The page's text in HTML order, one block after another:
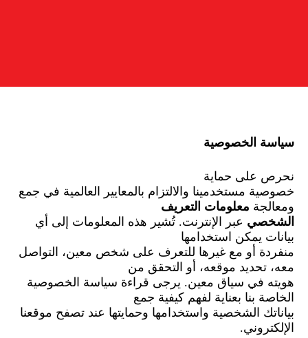
سياسة الخصوصية
نحرص على حماية
خصوصية مستخدمينا والالتزام بالمعايير العالمية في جمع
ومعالجة معلومات التعريف
الشخصي عبر الإنترنت. تُشير هذه المعلومات إلى أي
بيانات يمكن استخدامها
منفردة أو مع غيرها للتعرف على شخص معين، التواصل
معه، تحديد موقعه، أو التحقق من
هويته في سياق معين. يرجى قراءة سياسة الخصوصية
الخاصة بنا بعناية لفهم كيفية جمع
بياناتك الشخصية واستخدامها وحمايتها عند تصفح موقعنا
الإلكتروني.